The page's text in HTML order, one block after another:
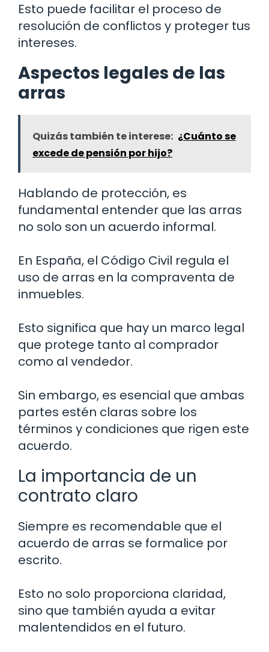
Esto puede facilitar el proceso de
resolución de conflictos y proteger tus
intereses.
Aspectos legales de las
arras
Quizás también te interese: ¿Cuánto se
excede de pensión por hijo?
Hablando de protección, es
fundamental entender que las arras
no solo son un acuerdo informal.
En España, el Código Civil regula el
uso de arras en la compraventa de
inmuebles.
Esto significa que hay un marco legal
que protege tanto al comprador
como al vendedor.
Sin embargo, es esencial que ambas
partes estén claras sobre los
términos y condiciones que rigen este
acuerdo.
La importancia de un
contrato claro
Siempre es recomendable que el
acuerdo de arras se formalice por
escrito.
Esto no solo proporciona claridad,
sino que también ayuda a evitar
malentendidos en el futuro.